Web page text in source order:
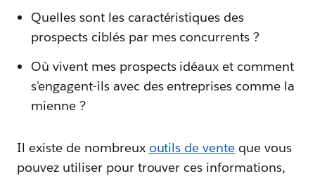
Quelles sont les caractéristiques des
prospects ciblés par mes concurrents ?
Où vivent mes prospects idéaux et comment
s'engagent-ils avec des entreprises comme la
mienne ?
Il existe de nombreux outils de vente que vous
pouvez utiliser pour trouver ces informations,